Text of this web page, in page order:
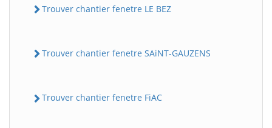
Trouver chantier fenetre LE BEZ
Trouver chantier fenetre SAiNT-GAUZENS
Trouver chantier fenetre FiAC